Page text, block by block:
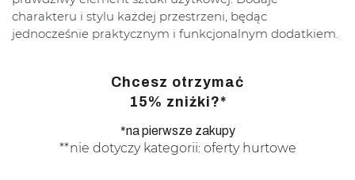
charakteru i stylu każdej przestrzeni, będąc
jednocześnie praktycznym i funkcjonalnym dodatkiem.
Chcesz otrzymać
15% zniżki?*
*na pierwsze zakupy
**nie dotyczy kategorii: oferty hurtowe